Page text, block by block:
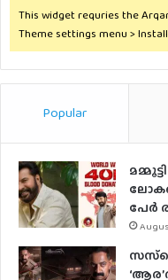
This widget requries the
Theme settings menu >
Popular
പേര്‍